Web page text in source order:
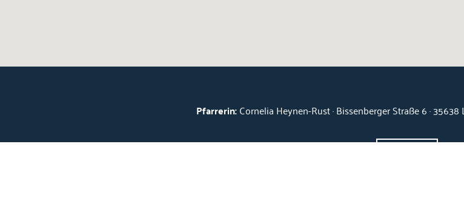
Pfarrerin:Cornelia Heynen-Rust · Bissenberger Straße 6 ·